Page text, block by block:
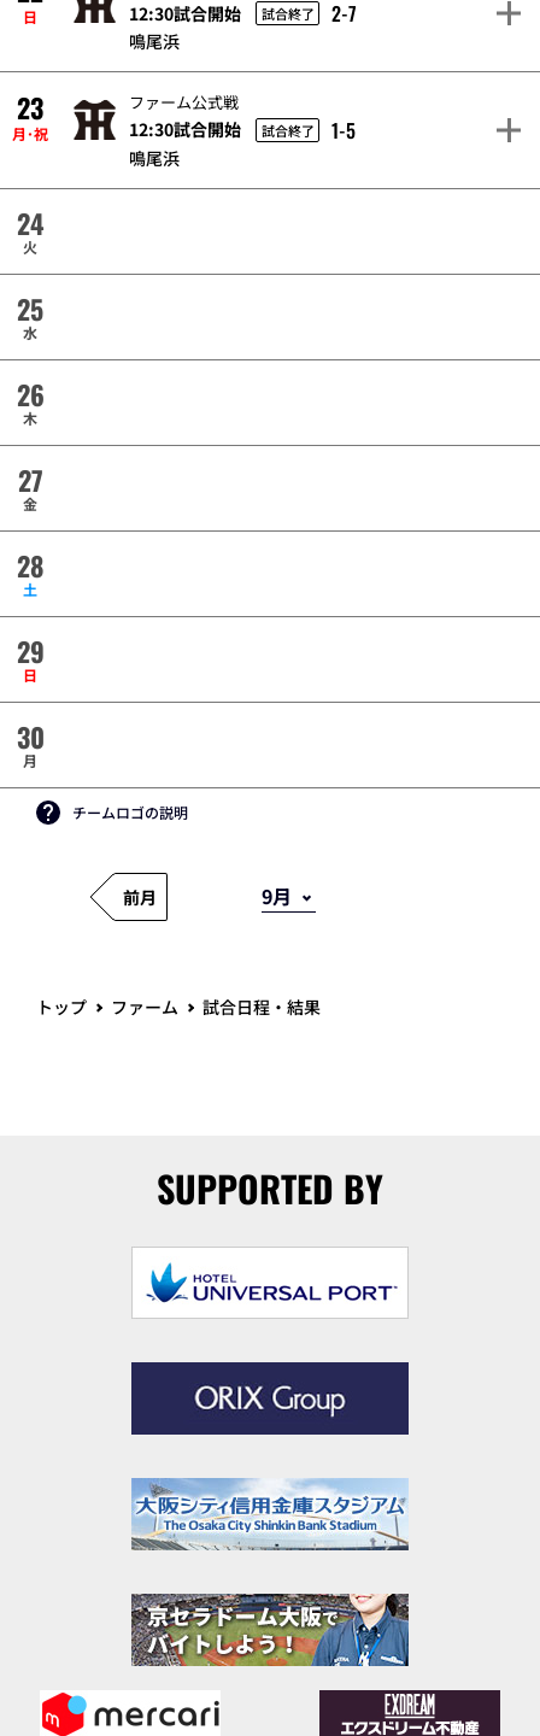
日 12:30試合開始 試合終了 2-7
鳴尾浜
ファーム公式戦
23
月･祝 12:30試合開始 試合終了 1-5
鳴尾浜
24
火
25
水
26
木
27
金
28
土
29
日
30
月
チームロゴの説明
前月
トップ ファーム 試合日程・結果
SUPPORTED BY